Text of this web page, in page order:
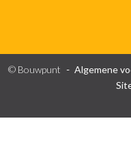
© Bouwpunt Algemene